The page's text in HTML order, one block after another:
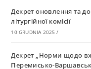
Декрет оновлення та
літургійної комісії
10 GRUDNIA 2025 /
Декрет „Норми щодо
Перемисько-